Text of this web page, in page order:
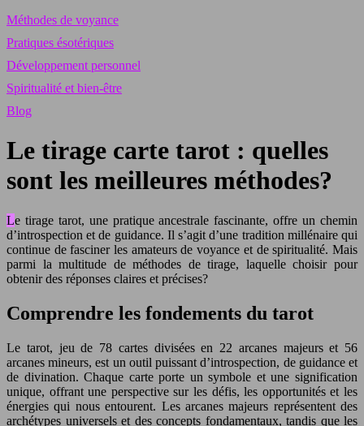
Méthodes de voyance
Pratiques ésotériques
Développement personnel
Spiritualité et bien-être
Blog
Le tirage carte tarot : quelles
sont les meilleures méthodes?
Le tirage tarot, une pratique ancestrale fascinante, offre un chemin
d’introspection et de guidance. Il s’agit d’une tradition millénaire qui
continue de fasciner les amateurs de voyance et de spiritualité. Mais
parmi la multitude de méthodes de tirage, laquelle choisir pour
obtenir des réponses claires et précises?
Comprendre les fondements du tarot
Le tarot, jeu de 78 cartes divisées en 22 arcanes majeurs et 56
arcanes mineurs, est un outil puissant d’introspection, de guidance et
de divination. Chaque carte porte un symbole et une signification
unique, offrant une perspective sur les défis, les opportunités et les
énergies qui nous entourent. Les arcanes majeurs représentent des
archétypes universels et des concepts fondamentaux, tandis que les